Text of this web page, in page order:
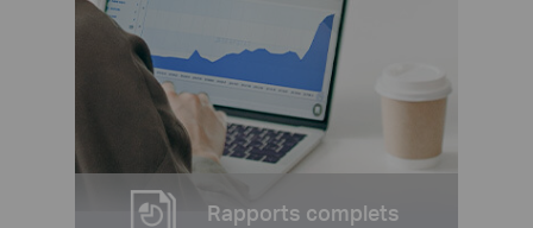
Rapports complets